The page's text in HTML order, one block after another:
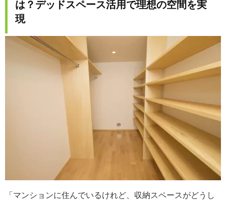
は？デッドスペース活用で理想の空間を実
現
「マンションに住んでいるけれど、収納スペースがどうし